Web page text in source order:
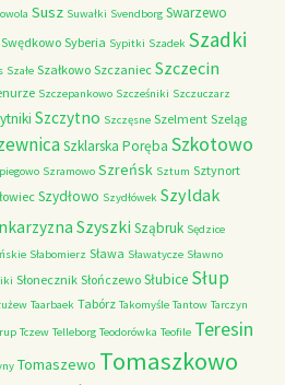
Susz Suwałki Svendborg Swarzewo
Swędkowo Syberia Sypitki Szadek Szadki
Szałe Szałkowo Szczaniec Szczecin
Szczepankowo Szcześniki Szczuczarz
Szczytno Szczęsne Szelment Szeląg
Szklarska Poręba Szkotowo
Szramowo Szreńsk Sztum Sztynort
Szydłowo Szydłówek Szyldak
Szyszki Sząbruk Sędzice
Słabomierz Sława Sławatycze Sławno
Słonecznik Słończewo Słubice Słup
Taarbaek Tabórz Takomyśle Tantow Tarczyn
Tczew Telleborg Teodorówka Teofile Teresin
Tomaszewo Tomaszkowo